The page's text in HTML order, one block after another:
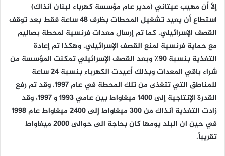
إلّا أن مهيب عيتاني (مدير عام مؤسسة كهرباء لبنان آنذاك)
استطاع أن يعيد تشغيل المحطات بظرف ٤٨ ساعة فقط بعد توقف
القصف الإسرائيلي. كما تم إرسال معدات فرنسية لمحطة بصاليم
مع حماية فرنسية لمنع القصف الإسرائيلي. وهكذا تم إعادة
التغذية بنسبة ٩٠٪ وبعد القصف الإسرائيلي تمكنت المؤسسة من
شراء باقي المعدات وبذلك أعيدت الكهرباء بنسبة ٢٤ ساعة
للمناطق التي تتغذى من تلك المحطة في عام ١٩٩٧. وقد تم رفع
القدرة الإنتاجية إلى ١٤٠٠ ميغاواط بين عامي ١٩٩٣ و ١٩٩٧، وقد
زادت التغذية آنذاك من ٣٠٠ ميغاواط إلى ٢٤٠٠ ميغاواط عام ١٩٩٨
في حين ان البلد يومها كان بحاجة الى حوالى ٢٠٠٠ ميغاواط
تقريباً.